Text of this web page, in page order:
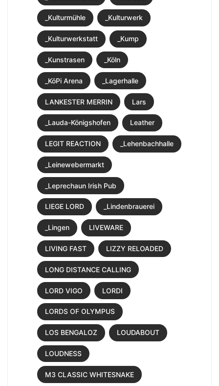
_Kulturmühle _Kulturwerk
_Kulturwerkstatt _Kump
_Kunstrasen _Köln
_KöPi Arena _Lagerhalle
LANKESTER MERRIN Lars
_Lauda-Königshofen Leather
LEGIT REACTION _Lehenbachhalle
_Leinewebermarkt
_Leprechaun Irish Pub
LIEGE LORD _Lindenbrauerei
_Lingen LIVEWARE
LIVING FAST LIZZY RELOADED
LONG DISTANCE CALLING
LORD VIGO LORDI
LORDS OF OLYMPUS
LOS BENGALOZ LOUDABOUT
LOUDNESS
M3 CLASSIC WHITESNAKE